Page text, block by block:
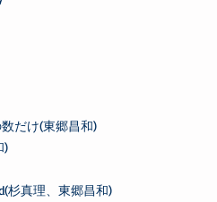
だけ(東郷昌和)
)
杉真理、東郷昌和)